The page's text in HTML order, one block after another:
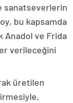
sanatseverlerin
bu kapsamda
Anadol ve Frida
verileceğini
üretilen